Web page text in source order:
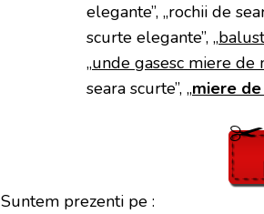
elegante”, „rochii de
scurte elegante”, „
„unde gasesc miere de
seara scurte”, „miere
Suntem prezenti pe :